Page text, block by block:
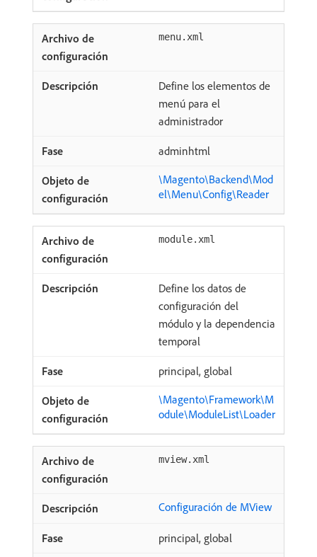
menu.xml
Define los elementos de
menú para el
administrador
adminhtml
\Magento\Backend\Mod
el\Menu\Config\Reader
module.xml
Define los datos de
configuración del
módulo y la dependencia
temporal
principal, global
\Magento\Framework\M
odule\ModuleList\Loader
mview.xml
Configuración de MView
principal, global